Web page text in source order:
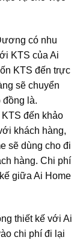
có nhu
KTS của Ai
KTS đến trực
sẽ chuyển
là.
đến khảo
khách hàng,
sẽ dùng cho đi
hàng. Chi phí
giữa Ai Home
thiết kế với Ai
chi phí đi lại